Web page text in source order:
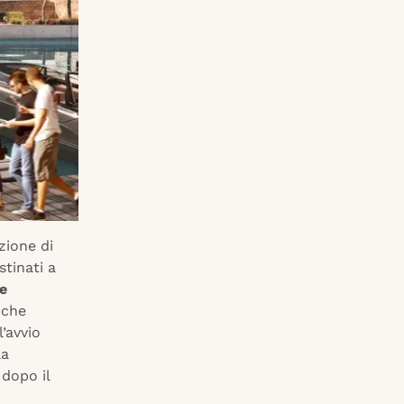
di
a
il